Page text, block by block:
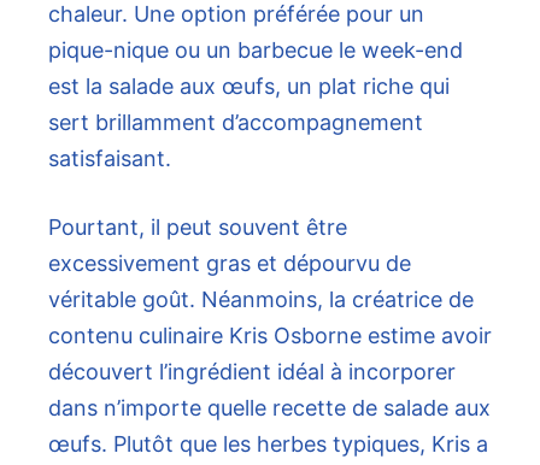
chaleur. Une option préférée pour un
pique-nique ou un barbecue le week-end
est la salade aux œufs, un plat riche qui
sert brillamment d’accompagnement
satisfaisant.
Pourtant, il peut souvent être
excessivement gras et dépourvu de
véritable goût. Néanmoins, la créatrice de
contenu culinaire Kris Osborne estime avoir
découvert l’ingrédient idéal à incorporer
dans n’importe quelle recette de salade aux
œufs. Plutôt que les herbes typiques, Kris a